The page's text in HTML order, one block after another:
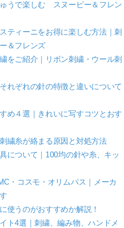
うで楽しむ スヌーピー＆フレン
ティーニをお得に楽しむ方法｜刺
＆フレンズ
をご紹介｜リボン刺繍・ウール刺
れぞれの針の特徴と違いについて
め４選｜きれいに写すコツとおす
繍糸が絡まる原因と対処方法
について｜100均の針や糸、キッ
・コスモ・オリムパス｜メーカ
使うのがおすすめか解説！
ト4選｜刺繍、編み物、ハンドメ